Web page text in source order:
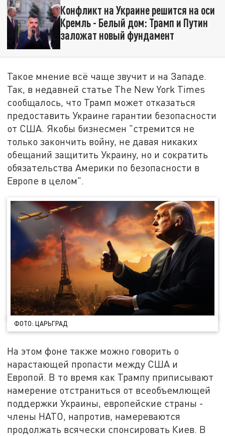
Конфликт на Украине решится на оси
Кремль - Белый дом: Трамп и Путин
заложат новый фундамент
Такое мнение всё чаще звучит и на Западе.
Так, в недавней статье The New York Times
сообщалось, что Трамп может отказаться
предоставить Украине гарантии безопасности
от США. Якобы бизнесмен "стремится не
только закончить войну, не давая никаких
обещаний защитить Украину, но и сократить
обязательства Америки по безопасности в
Европе в целом".
ФОТО: ЦАРЬГРАД
На этом фоне также можно говорить о
нарастающей пропасти между США и
Европой. В то время как Трампу приписывают
намерение отстраниться от всеобъемлющей
поддержки Украины, европейские страны -
члены НАТО, напротив, намереваются
продолжать всячески спонсировать Киев. В